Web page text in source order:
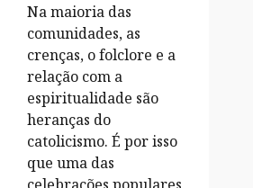
Na maioria das
comunidades, as
crenças, o folclore e a
relação com a
espiritualidade são
heranças do
catolicismo. É por isso
que uma das
celebrações populares